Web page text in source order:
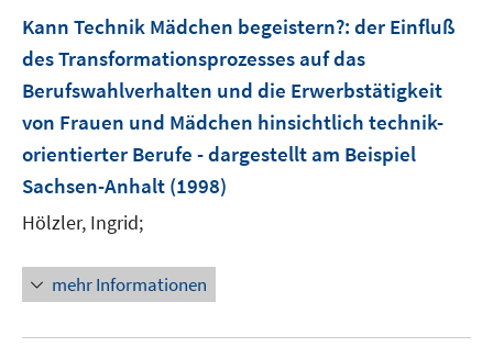
n
e
n
s
t
e
n
Kann Technik Mädchen begeistern?: der Einfluß
des Transformationsprozesses auf das
Berufswahlverhalten und die Erwerbstätigkeit
von Frauen und Mädchen hinsichtlich technik-
orientierter Berufe - dargestellt am Beispiel
Sachsen-Anhalt (1998)
Hölzler, Ingrid;
mehr Informationen